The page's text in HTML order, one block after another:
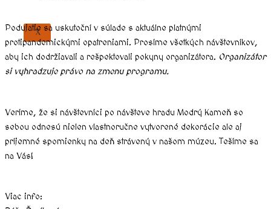
X
Podujatie sa uskutoční v súlade s aktuálne platnými
protipandemickými opatreniami. Prosíme všetkých návštevníkov,
aby ich dodržiavali a rešpektovali pokyny organizátora. Organizátor
si vyhradzuje právo na zmenu programu.
Veríme, že si návštevníci po návšteve hradu Modrý Kameň so
sebou odnesú nielen vlastnoručne vytvorené dekorácie ale aj
príjemné spomienky na deň strávený v našom múzeu. Tešíme sa
na Vás!
Viac info: